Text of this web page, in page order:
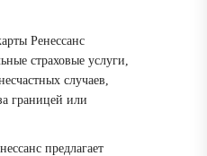
Ренессанс
страховые услуги,
случаев,
границей или
предлагает